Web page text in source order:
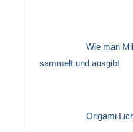
Wie man
sammelt und ausgibt
Origami